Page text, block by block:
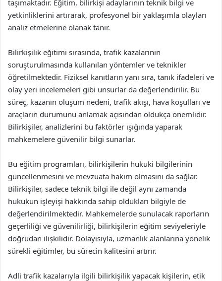
taşımaktadır. Eğitim, bilirkişi adaylarının teknik bilgi ve
yetkinliklerini artırarak, profesyonel bir yaklaşımla olayları
analiz etmelerine olanak tanır.
Bilirkişilik eğitimi sırasında, trafik kazalarının
soruşturulmasında kullanılan yöntemler ve teknikler
öğretilmektedir. Fiziksel kanıtların yanı sıra, tanık ifadeleri ve
olay yeri incelemeleri gibi unsurlar da değerlendirilir. Bu
süreç, kazanın oluşum nedeni, trafik akışı, hava koşulları ve
araçların durumunu anlamak açısından oldukça önemlidir.
Bilirkişiler, analizlerini bu faktörler ışığında yaparak
mahkemelere güvenilir bilgi sunarlar.
Bu eğitim programları, bilirkişilerin hukuki bilgilerinin
güncellenmesini ve mevzuata hakim olmasını da sağlar.
Bilirkişiler, sadece teknik bilgi ile değil aynı zamanda
hukukun işleyişi hakkında sahip oldukları bilgiyle de
değerlendirilmektedir. Mahkemelerde sunulacak raporların
geçerliliği ve güvenilirliği, bilirkişilerin eğitim seviyeleriyle
doğrudan ilişkilidir. Dolayısıyla, uzmanlık alanlarına yönelik
sürekli eğitimler, bu sürecin kalitesini artırır.
Adli trafik kazalarıyla ilgili bilirkişilik yapacak kişilerin, etik